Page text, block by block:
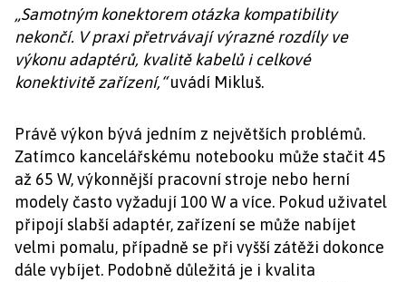
„Samotným konektorem otázka kompatibility
nekončí. V praxi přetrvávají výrazné rozdíly ve
výkonu adaptérů, kvalitě kabelů i celkové
konektivitě zařízení,“uvádí Mikluš.
Právě výkon bývá jedním z největších problémů.
Zatímco kancelářskému notebooku může stačit 45
až 65 W, výkonnější pracovní stroje nebo herní
modely často vyžadují 100 W a více. Pokud uživatel
připojí slabší adaptér, zařízení se může nabíjet
velmi pomalu, případně se při vyšší zátěži dokonce
dále vybíjet. Podobně důležitá je i kvalita